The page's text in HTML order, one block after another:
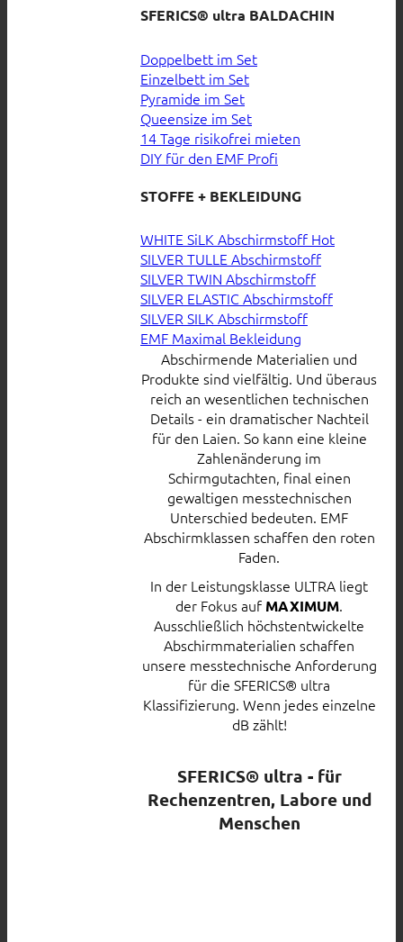
SFERICS® ultra BALDACHIN
Doppelbett im Set
Einzelbett im Set
Pyramide im Set
Queensize im Set
14 Tage risikofrei mieten
DIY für den EMF Profi
STOFFE + BEKLEIDUNG
WHITE SiLK Abschirmstoff
SILVER TULLE Abschirmstoff
SILVER TWIN Abschirmstoff
SILVER ELASTIC Abschirmstoff
SILVER SILK Abschirmstoff
EMF Maximal Bekleidung
Abschirmende Materialien und
Produkte sind vielfältig. Und überaus
reich an wesentlichen technischen
Details - ein dramatischer Nachteil
für den Laien. So kann eine kleine
Zahlenänderung im
Schirmgutachten, final einen
gewaltigen messtechnischen
Unterschied bedeuten. EMF
Abschirmklassen schaffen den roten
Faden.
In der Leistungsklasse ULTRA liegt
der Fokus auf MAXIMUM.
Ausschließlich höchstentwickelte
Abschirmmaterialien schaffen
unsere messtechnische Anforderung
für die SFERICS® ultra
Klassifizierung. Wenn jedes einzelne
dB zählt!
SFERICS® ultra - für
Rechenzentren, Labore und
Menschen